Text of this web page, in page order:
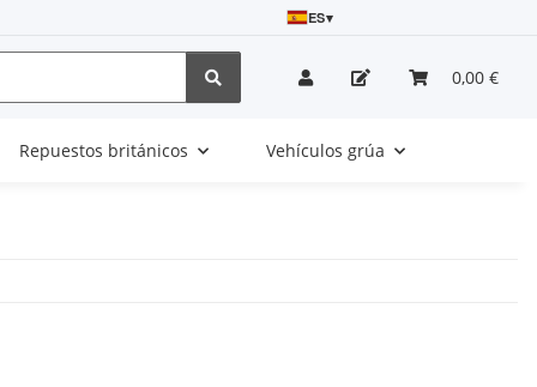
ES▾
0,00 €
Repuestos británicos Vehículos grúa